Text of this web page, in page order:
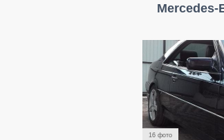
Mercedes-
16 фото